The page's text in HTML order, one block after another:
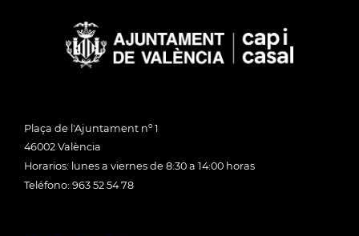
Plaça de l'Ajuntament nº 1
46002 València
Horarios: lunes a viernes de 8:30 a 14:00 horas
Teléfono: 963 52 54 78